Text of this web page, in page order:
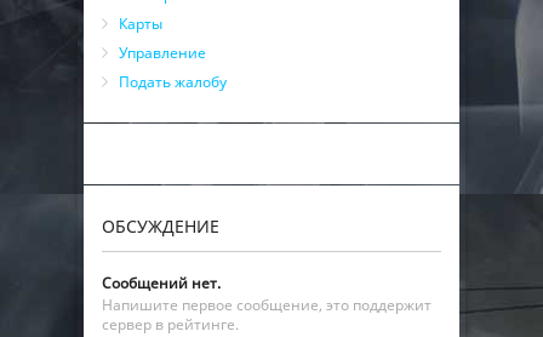
Карты
Управление
Подать жалобу
ОБСУЖДЕНИЕ
Сообщений нет.
Напишите первое сообщение, это поддержит
сервер в рейтинге.